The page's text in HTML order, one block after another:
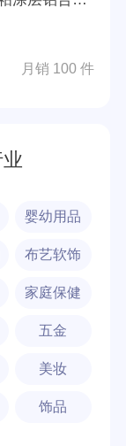
MCC9684
月销 100 件
婴幼用品
布艺软饰
家庭保健
五金
美妆
饰品